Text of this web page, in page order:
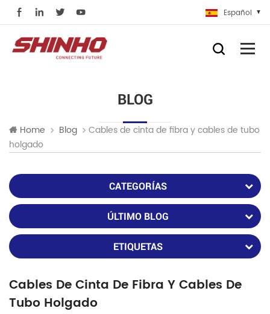
Español
BLOG
Home Blog
Cables de cinta de fibra y cables de tubo
holgado
CATEGORÍAS
ÚLTIMO BLOG
ETIQUETAS
Cables De Cinta De Fibra Y Cables De
Tubo Holgado